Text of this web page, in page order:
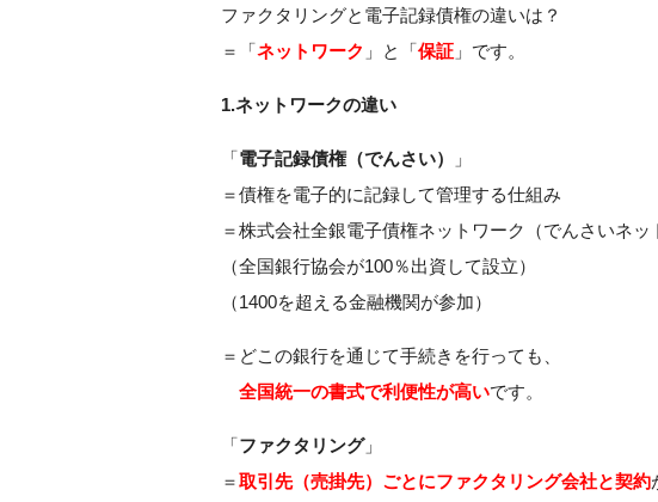
ファクタリングと電子記録債権の違いは？
＝「ネットワーク 」と「保証 」です。
1.ネットワークの違い
「電子記録債権（でんさい）
」
＝債権を電子的に記録して管理する仕組み
＝株式会社全銀電子債権ネットワーク（でんさいネッ
（全国銀行協会が100％出資して設立）
（1400を超える金融機関が参加）
＝どこの銀行を通じて手続きを行っても、
全国統一の書式で利便性が高いです。
「ファクタリング」
＝取引先（売掛先）ごとにファクタリング会社と契約